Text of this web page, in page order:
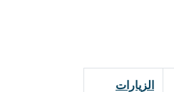
الزيارات